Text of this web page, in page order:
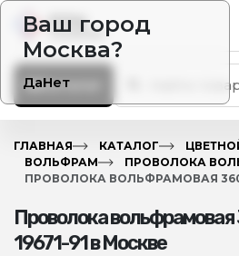
Ваш город
Москва?
ДаНет
Каталог
ГЛАВНАЯ КАТАЛОГ
ВОЛЬФРАМ
ПРОВОЛОКА
ПРОВОЛОКА ВОЛЬФРАМОВАЯ 360
Проволока
19671-91 в Москве